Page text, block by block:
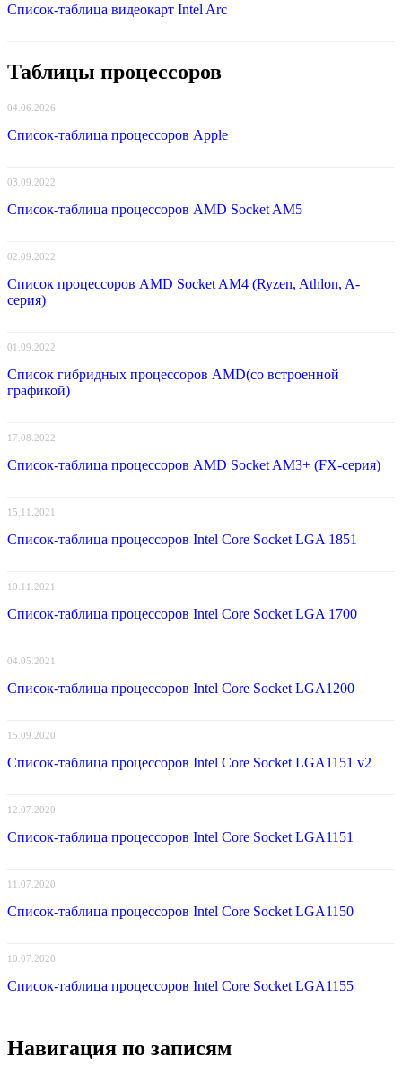
Список-таблица видеокарт Intel Arc
Таблицы процессоров
04.06.2026
Список-таблица процессоров Apple
03.09.2022
Список-таблица процессоров AMD Socket AM5
02.09.2022
Список процессоров AMD Socket AM4 (Ryzen, Athlon, A-
серия)
01.09.2022
Список гибридных процессоров AMD(со встроенной
графикой)
17.08.2022
Список-таблица процессоров AMD Socket AM3+ (FX-серия)
15.11.2021
Список-таблица процессоров Intel Core Socket LGA 1851
10.11.2021
Список-таблица процессоров Intel Core Socket LGA 1700
04.05.2021
Список-таблица процессоров Intel Core Socket LGA1200
15.09.2020
Список-таблица процессоров Intel Core Socket LGA1151 v2
12.07.2020
Список-таблица процессоров Intel Core Socket LGA1151
11.07.2020
Список-таблица процессоров Intel Core Socket LGA1150
10.07.2020
Список-таблица процессоров Intel Core Socket LGA1155
Навигация по записям